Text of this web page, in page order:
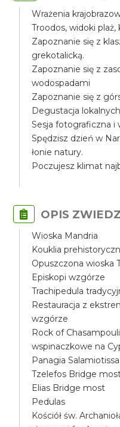
Wrażenia
Troodos, widoki
Zapoznanie się z
grekotalicką.
Zapoznanie się z
wodospadami
Zapoznanie się z
Degustacja
Sesja fotograficzna i
Spędzisz dzień w
łonie natury.
Poczujesz klimat
OPIS
Wioska Mandria
Kouklia
Opuszczona wioska
Episkopi wzgórze
Trachipedula
Restauracja z
wzgórze
Rock of
wspinaczkowe na
Panagia
Tzelefos Bridge
Elias Bridge most
Pedulas
Kościół św.